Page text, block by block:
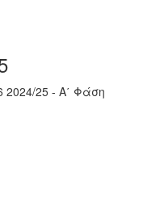
25 - Α΄ Φάση